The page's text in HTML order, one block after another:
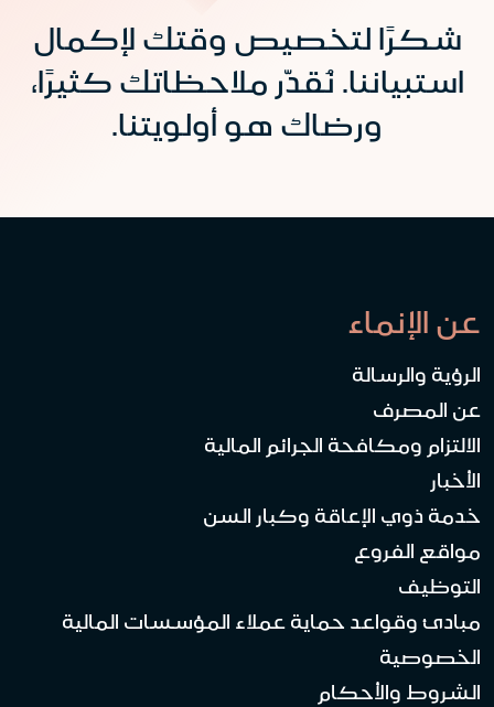
شكرًا لتخصيص وقتك لإكمال
استبياننا. نُقدّر ملاحظاتك كثيرًا،
ورضاك هو أولويتنا.
عن الإنماء
الرؤية والرسالة
عن المصرف
الالتزام ومكافحة الجرائم المالية
الأخبار
خدمة ذوي الإعاقة وكبار السن
مواقع الفروع
التوظيف
مبادئ وقواعد حماية عملاء المؤسسات المالية
الخصوصية
الشروط والأحكام